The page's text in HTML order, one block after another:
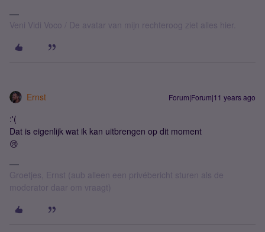
Veni Vidi Voco / De avatar van mijn rechteroog ziet alles hier.
Ernst Forum|Forum|11 years ago
:'(
Dat is eigenlijk wat ik kan uitbrengen op dit moment
😢
Groetjes, Ernst (aub alleen een privébericht sturen als de
moderator daar om vraagt)